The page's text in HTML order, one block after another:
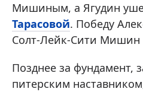
Мишиным, а Ягудин
Тарасовой. Победу
Солт-Лейк-Сити Мишин
Позднее за фундамент,
питерским